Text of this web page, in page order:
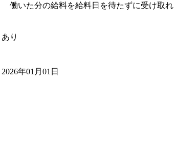
働いた分の給料を給料日を待たずに受け取
あり
2026年01月01日